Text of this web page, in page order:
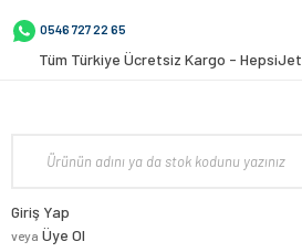
0546 727 22 65
Tüm Türkiye Ücretsiz Kargo - HepsiJet
Giriş Yap
veya Üye Ol